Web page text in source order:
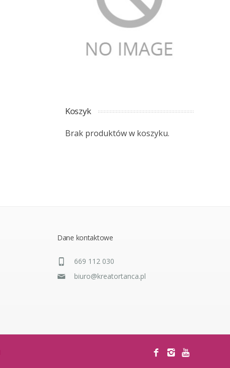
Koszyk
Brak produktów w koszyku.
Dane kontaktowe
669 112 030
biuro@kreatortanca.pl